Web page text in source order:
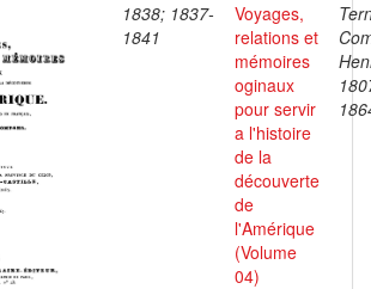
1838; 1837-
1841
Voyages,
relations et
mémoires
oginaux
pour servir
a l'histoire
de la
découverte
de
l'Amérique
(Volume
04)